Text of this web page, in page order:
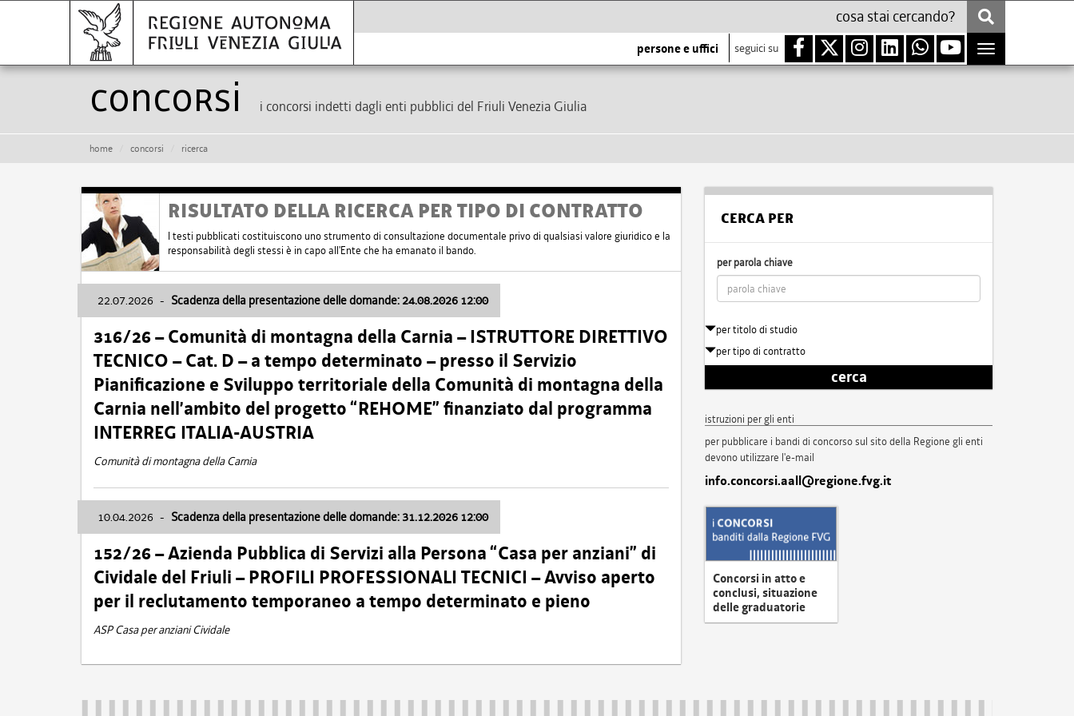
persone e uffici seguici su
Toggle
navigation
Concorsi i concorsi indetti dagli enti pubblici del Friuli Venezia Giulia
home concorsi ricerca
RISULTATO DELLA RICERCA PER TIPO DI CONTRATTO
I testi pubblicati costituiscono uno strumento di consultazione documentale privo di qualsiasi valore giuridico e la
responsabilità degli stessi è in capo all'Ente che ha emanato il bando.
22.07.2026 - Scadenza della presentazione delle domande: 24.08.2026 12:00
316/26 – Comunità di montagna della Carnia – ISTRUTTORE DIRETTIVO
TECNICO – Cat. D – a tempo determinato – presso il Servizio
Pianificazione e Sviluppo territoriale della Comunità di montagna della
Carnia nell’ambito del progetto “REHOME” finanziato dal programma
INTERREG ITALIA-AUSTRIA
Comunità di montagna della Carnia
10.04.2026 - Scadenza della presentazione delle domande: 31.12.2026 12:00
152/26 – Azienda Pubblica di Servizi alla Persona “Casa per anziani” di
Cividale del Friuli – PROFILI PROFESSIONALI TECNICI – Avviso aperto
per il reclutamento temporaneo a tempo determinato e pieno
ASP Casa per anziani Cividale
CERCA PER
per parola chiave
per titolo di studio
per tipo di contratto
cerca
istruzioni per gli enti
per pubblicare i bandi di concorso sul sito della Regione gli enti
devono utilizzare l'e-mail
info.concorsi.aall@regione.fvg.it
Concorsi in atto e
conclusi, situazione
delle graduatorie